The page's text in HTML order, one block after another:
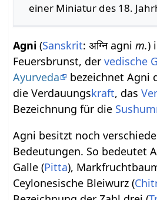
einer Miniatur des 18.
Agni (Sanskrit: अग्नि agnim.)
Feuersbrunst, dervedische
Ayurveda
bezeichnet Agni
die Verdauungskraft, das
Bezeichnung für die
Agni besitzt noch
Bedeutungen. So bedeutet
Galle (Pitta),
Ceylonesische Bleiwurz (